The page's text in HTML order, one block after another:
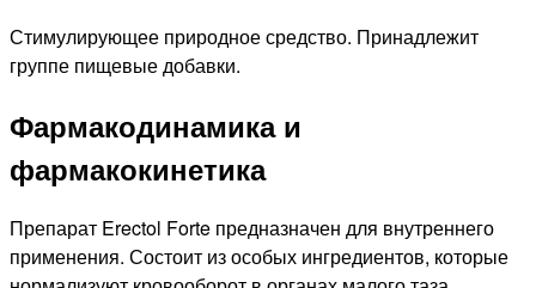
Стимулирующее природное средство. Принадлежит
группе пищевые добавки.
Фармакодинамика и
фармакокинетика
Препарат Erectol Forte предназначен для внутреннего
применения. Состоит из особых ингредиентов, которые